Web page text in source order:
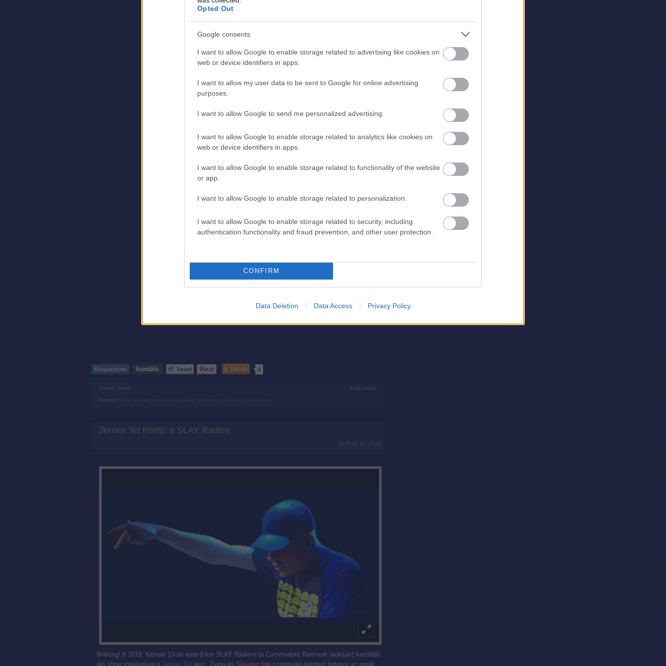
Opted Out
Google consents
I want to allow Google to enable storage related to advertising like cookies on
web or device identifiers in apps.
I want to allow my user data to be sent to Google for online advertising
purposes.
I want to allow Google to send me personalized advertising.
I want to allow Google to enable storage related to analytics like cookies on
web or device identifiers in apps.
I want to allow Google to enable storage related to functionality of the website
or app.
I want to allow Google to enable storage related to personalization.
I want to allow Google to enable storage related to security, including
authentication functionality and fraud prevention, and other user protection.
CONFIRM
Data Deletion Data Access Privacy Policy
Tetszik 0
Szerző: ziona Szólj hozzá!
Címkék:
Jeroen Tel interjú a SLAY Radion
2018.02.12. 17:10
Bréking! A 2018. február 13-án este 8-kor SLAY Radio-n (a Commodore Remixek rádióján) kezdődő
élő show interjúalanya Jeroen Tel lesz. Ziona és Slaygon fog számtalan kérdést feltenni az egyik